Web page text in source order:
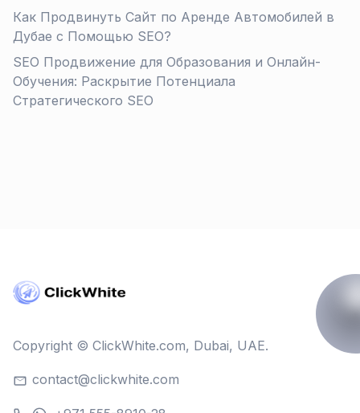
Как Продвинуть Сайт по Аренде Автомобилей в
Дубае с Помощью SEO?
SEO Продвижение для Образования и Онлайн-
Обучения: Раскрытие Потенциала
Стратегического SEO
Copyright © ClickWhite.com, Dubai, UAE.
contact@clickwhite.com